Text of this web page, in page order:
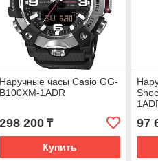
Наручные часы Casio GG-
B100XM-1ADR
298 200₸
Купить
97